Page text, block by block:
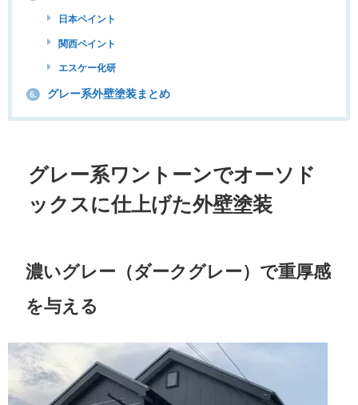
日本ペイント
関西ペイント
エスケー化研
6. グレー系外壁塗装まとめ
グレー系ワントーンでオーソド
ックスに仕上げた外壁塗装
濃いグレー（ダークグレー）で重厚感
を与える